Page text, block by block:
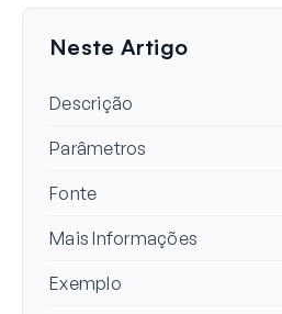
Última atualização em 17 de
Neste Artigo
Descrição
Parâmetros
Fonte
Mais Informações
Exemplo